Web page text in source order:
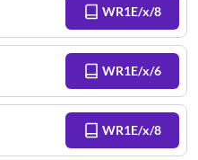
WR1E/x/8
WR1E/x/6
WR1E/x/8